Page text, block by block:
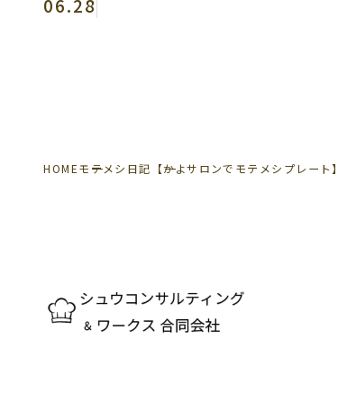
HOMEモテメシ日記 【かよサロンでモテメシプレート】